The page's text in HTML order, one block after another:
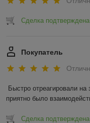
Сделка подтверждена
Покупатель
Быстро отреагировали на
приятно было
Сделка подтверждена